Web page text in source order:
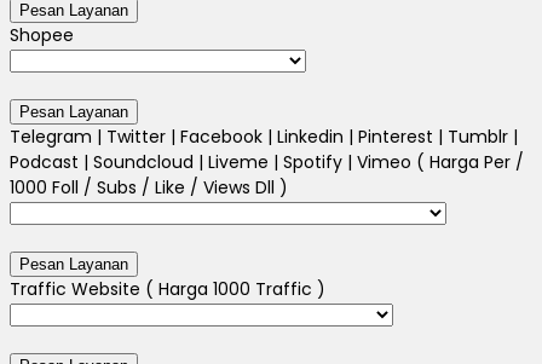
Shopee
Telegram | Twitter | Facebook | Linkedin | Pinterest | Tumblr |
Podcast | Soundcloud | Liveme | Spotify | Vimeo ( Harga Per /
1000 Foll / Subs / Like / Views Dll )
Traffic Website ( Harga 1000 Traffic )